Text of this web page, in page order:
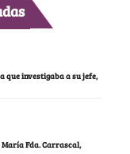
que investigaba a su jefe,
Fda. Carrascal,